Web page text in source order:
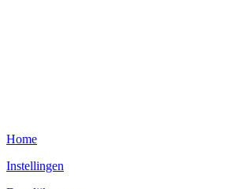
Home
Instellingen